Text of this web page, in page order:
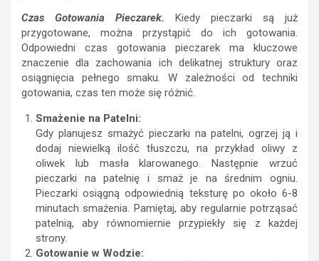
Czas Gotowania Pieczarek.
Kiedy pieczarki są już
przygotowane, można przystąpić do ich gotowania.
Odpowiedni czas gotowania pieczarek ma kluczowe
znaczenie dla zachowania ich delikatnej struktury oraz
osiągnięcia pełnego smaku. W zależności od techniki
gotowania, czas ten może się różnić.
Smażenie na Patelni:
Gdy planujesz smażyć pieczarki na patelni, ogrzej ją i
dodaj niewielką ilość tłuszczu, na przykład oliwy z
oliwek lub masła klarowanego. Następnie wrzuć
pieczarki na patelnię i smaż je na średnim ogniu.
Pieczarki osiągną odpowiednią teksturę po około 6-8
minutach smażenia. Pamiętaj, aby regularnie potrząsać
patelnią, aby równomiernie przypiekły się z każdej
strony.
Gotowanie w Wodzie: